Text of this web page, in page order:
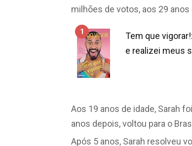
milhões de votos, aos 29 anos
1
Tem que
e realizei meus
Aos 19 anos de idade, Sarah
anos depois, voltou para o
Após 5 anos, Sarah resolveu